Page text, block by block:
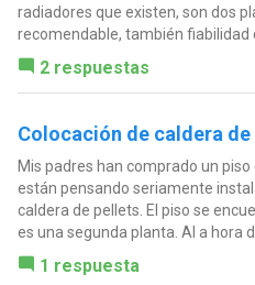
radiadores que existen, son dos
recomendable, también fiabilidad
2 respuestas
Colocación de caldera
Mis padres han comprado un
están pensando seriamente
caldera de pellets. El piso se
es una segunda planta. Al a hora
1 respuesta